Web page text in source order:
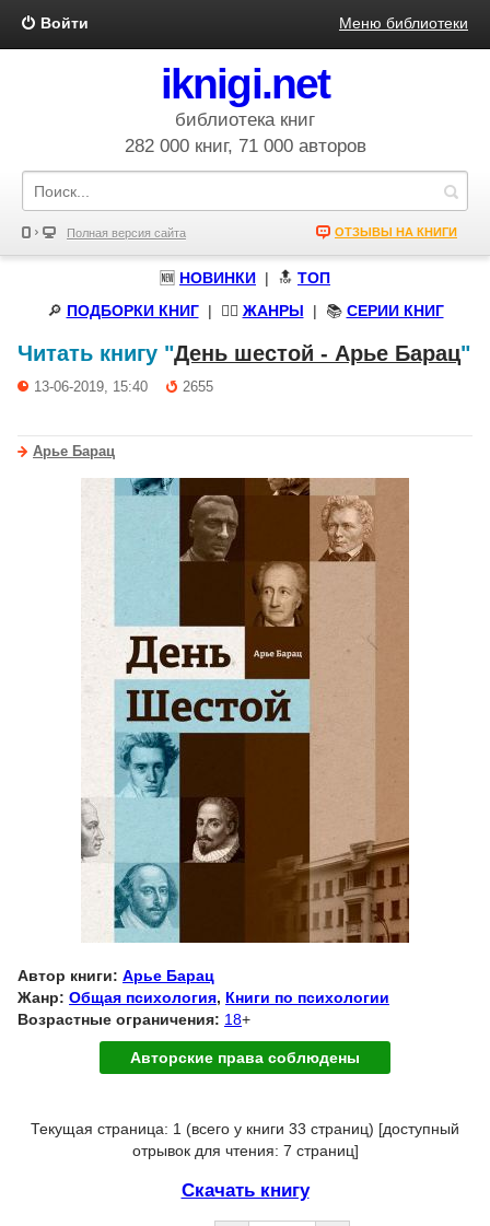
Войти Меню библиотеки
iknigi.net
библиотека книг
282 000 книг, 71 000 авторов
Полная версия сайта ОТЗЫВЫ НА КНИГИ
🆕 НОВИНКИ | 🔝 ТОП
🔎 ПОДБОРКИ КНИГ| 🧝‍♀️ ЖАНРЫ | 📚 СЕРИИ КНИГ
Читать книгу "День шестой - Арье Барац"
13-06-2019, 15:40 2655
Арье Барац
Автор книги: Арье Барац
Жанр: Общая психология, Книги по психологии
Возрастные ограничения: 18+
Авторские права соблюдены
Текущая страница: 1 (всего у книги 33 страниц) [доступный
отрывок для чтения: 7 страниц]
Скачать книгу